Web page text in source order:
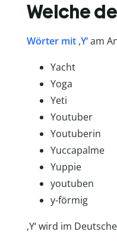
Welche
Wörter mit ‚Y‘am
Yacht
Yoga
Yeti
Youtuber
Youtuberin
Yuccapalme
Yuppie
youtuben
y-förmig
‚Y‘ wird im